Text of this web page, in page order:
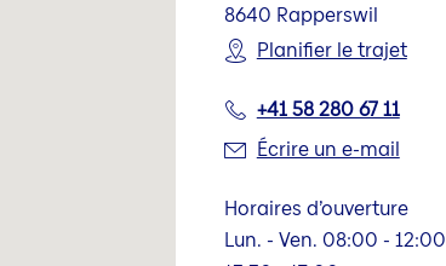
8640 Rapperswil
Planifier le trajet
+41 58 280 67 11
Écrire un e-mail
Horaires d’ouverture
Lun. - Ven. 08:00 - 12:00